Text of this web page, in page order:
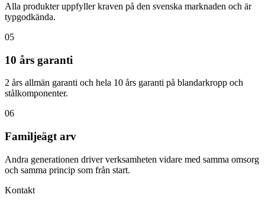
Alla produkter uppfyller kraven på den svenska marknaden och är
typgodkända.
05
10 års garanti
2 års allmän garanti och hela 10 års garanti på blandarkropp och
stålkomponenter.
06
Familjeägt arv
Andra generationen driver verksamheten vidare med samma omsorg
och samma princip som från start.
Kontakt